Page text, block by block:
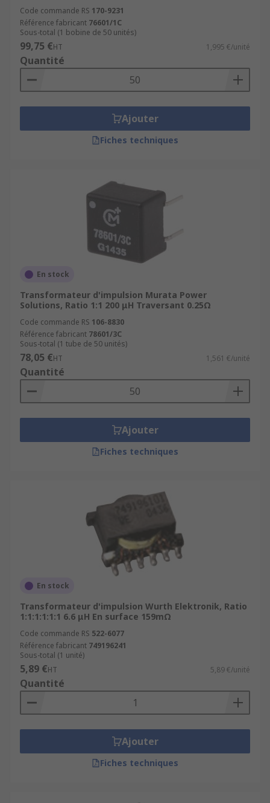
Code commande RS 170-9231
Référence fabricant 76601/1C
Sous-total (1 bobine de 50 unités)
99,75 €HT 1,995 €/unité
Quantité
Ajouter
Fiches techniques
En stock
Transformateur d'impulsion Murata Power
Solutions, Ratio 1:1 200 μH Traversant 0.25Ω
Code commande RS 106-8830
Référence fabricant 78601/3C
Sous-total (1 tube de 50 unités)
78,05 €HT 1,561 €/unité
Quantité
Ajouter
Fiches techniques
En stock
Transformateur d'impulsion Wurth Elektronik, Ratio
1:1:1:1:1:1 6.6 μH En surface 159mΩ
Code commande RS 522-6077
Référence fabricant 749196241
Sous-total (1 unité)
5,89 €HT 5,89 €/unité
Quantité
Ajouter
Fiches techniques